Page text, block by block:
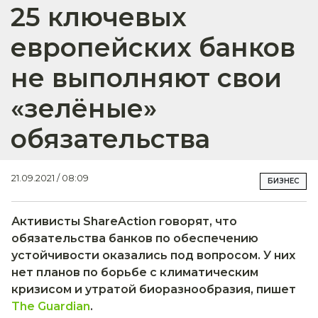
25 ключевых
европейских банков
не выполняют свои
«зелёные»
обязательства
21.09.2021 / 08:09 БИЗНЕС
Активисты ShareAction говорят, что
обязательства банков по обеспечению
устойчивости оказались под вопросом. У них
нет планов по борьбе с климатическим
кризисом и утратой биоразнообразия, пишет
The Guardian.